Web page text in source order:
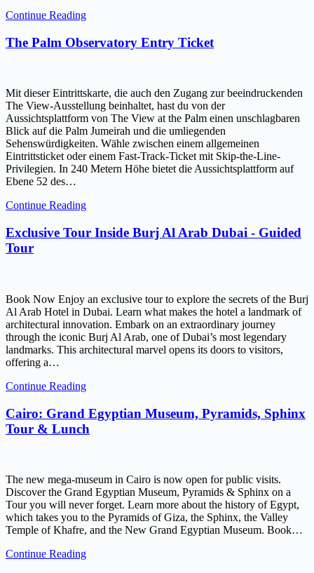
Continue Reading
The Palm Observatory Entry Ticket
Mit dieser Eintrittskarte, die auch den Zugang zur beeindruckenden
The View-Ausstellung beinhaltet, hast du von der
Aussichtsplattform von The View at the Palm einen unschlagbaren
Blick auf die Palm Jumeirah und die umliegenden
Sehenswürdigkeiten. Wähle zwischen einem allgemeinen
Eintrittsticket oder einem Fast-Track-Ticket mit Skip-the-Line-
Privilegien. In 240 Metern Höhe bietet die Aussichtsplattform auf
Ebene 52 des…
Continue Reading
Exclusive Tour Inside Burj Al Arab Dubai - Guided
Tour
Book Now Enjoy an exclusive tour to explore the secrets of the Burj
Al Arab Hotel in Dubai. Learn what makes the hotel a landmark of
architectural innovation. Embark on an extraordinary journey
through the iconic Burj Al Arab, one of Dubai’s most legendary
landmarks. This architectural marvel opens its doors to visitors,
offering a…
Continue Reading
Cairo: Grand Egyptian Museum, Pyramids, Sphinx
Tour & Lunch
The new mega-museum in Cairo is now open for public visits.
Discover the Grand Egyptian Museum, Pyramids & Sphinx on a
Tour you will never forget. Learn more about the history of Egypt,
which takes you to the Pyramids of Giza, the Sphinx, the Valley
Temple of Khafre, and the New Grand Egyptian Museum. Book…
Continue Reading